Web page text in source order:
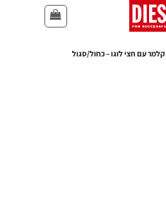
קלמר עם חצי לוגו – כחול/סגול